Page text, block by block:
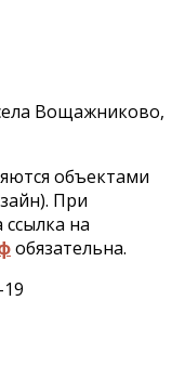
Вощажниково,
объектами
При
на
обязательна.